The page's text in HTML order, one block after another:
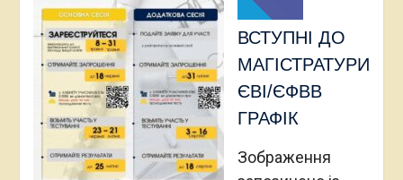
ВСТУПНІ ДО
МАГІСТРАТУРИ
ЄВІ/ЄФВВ
ГРАФІК
Зображення